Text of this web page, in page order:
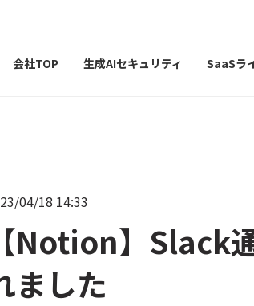
会社TOP 生成AIセキュリティ SaaSラ
04/18 14:33
【Notion】Slack
ました